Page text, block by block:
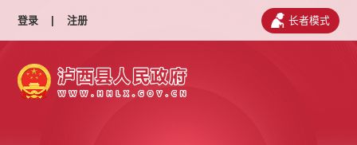
登录 | 注册 长者模式